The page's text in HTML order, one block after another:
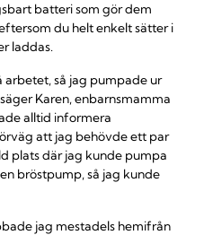
batteri som gör dem
du helt enkelt sätter i
laddas.
arbetet, så jag pumpade ur
Karen, enbarnsmamma
alltid informera
att jag behövde ett par
plats där jag kunde pumpa
bröstpump, så jag kunde
jag mestadels hemifrån